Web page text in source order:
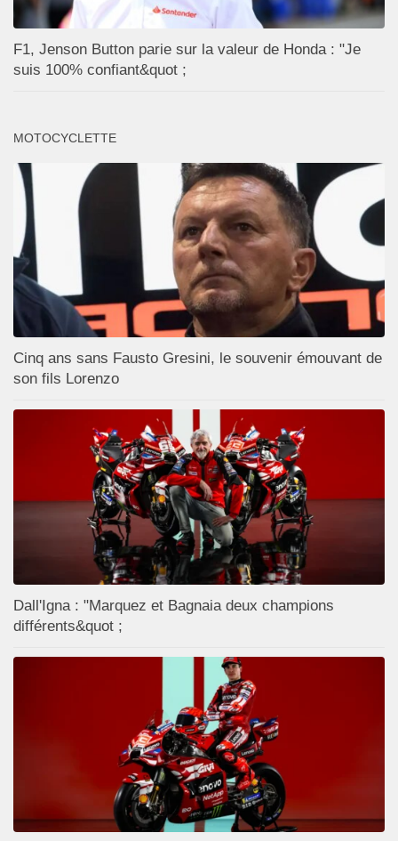
F1, Jenson Button parie sur la valeur de Honda : "Je
suis 100% confiant&quot ;
MOTOCYCLETTE
Cinq ans sans Fausto Gresini, le souvenir émouvant de
son fils Lorenzo
Dall'Igna : "Marquez et Bagnaia deux champions
différents&quot ;